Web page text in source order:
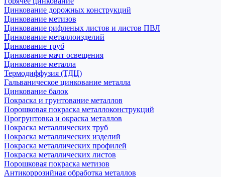
Цинкование дорожных конструкций
Цинкование метизов
Цинкование рифленых листов и листов ПВЛ
Цинкование металлоизделий
Цинкование труб
Цинкование мачт освещения
Цинкование металла
Термодиффузия (ТДЦ)
Гальваническое цинкование металла
Цинкование балок
Покраска и грунтование металлов
Порошковая покраска металлоконструкций
Прогрунтовка и окраска металлов
Покраска металлических труб
Покраска металлических изделий
Покраска металлических профилей
Покраска металлических листов
Порошковая покраска метизов
Антикоррозийная обработка металлов